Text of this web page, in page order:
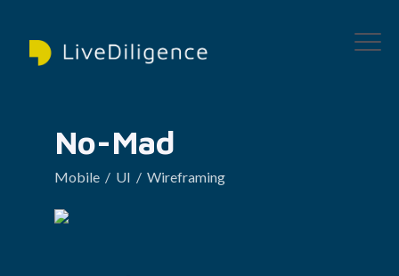
No-Mad
Mobile  /  UI  /  Wireframing